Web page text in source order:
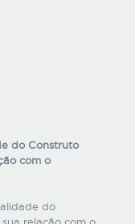
do Construto
com o
do
relação com o